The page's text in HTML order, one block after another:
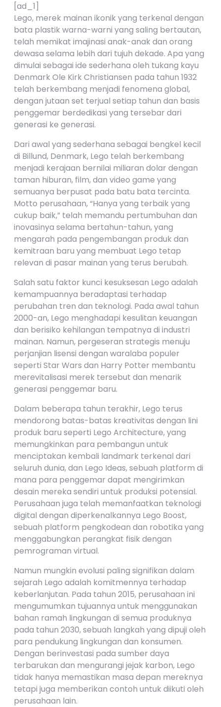
[ad_1]
Lego, merek mainan ikonik yang terkenal dengan
bata plastik warna-warni yang saling bertautan,
telah memikat imajinasi anak-anak dan orang
dewasa selama lebih dari tujuh dekade. Apa yang
dimulai sebagai ide sederhana oleh tukang kayu
Denmark Ole Kirk Christiansen pada tahun 1932
telah berkembang menjadi fenomena global,
dengan jutaan set terjual setiap tahun dan basis
penggemar berdedikasi yang tersebar dari
generasi ke generasi.
Dari awal yang sederhana sebagai bengkel kecil
di Billund, Denmark, Lego telah berkembang
menjadi kerajaan bernilai miliaran dolar dengan
taman hiburan, film, dan video game yang
semuanya berpusat pada batu bata tercinta.
Motto perusahaan, “Hanya yang terbaik yang
cukup baik,” telah memandu pertumbuhan dan
inovasinya selama bertahun-tahun, yang
mengarah pada pengembangan produk dan
kemitraan baru yang membuat Lego tetap
relevan di pasar mainan yang terus berubah.
Salah satu faktor kunci kesuksesan Lego adalah
kemampuannya beradaptasi terhadap
perubahan tren dan teknologi. Pada awal tahun
2000-an, Lego menghadapi kesulitan keuangan
dan berisiko kehilangan tempatnya di industri
mainan. Namun, pergeseran strategis menuju
perjanjian lisensi dengan waralaba populer
seperti Star Wars dan Harry Potter membantu
merevitalisasi merek tersebut dan menarik
generasi penggemar baru.
Dalam beberapa tahun terakhir, Lego terus
mendorong batas-batas kreativitas dengan lini
produk baru seperti Lego Architecture, yang
memungkinkan para pembangun untuk
menciptakan kembali landmark terkenal dari
seluruh dunia, dan Lego Ideas, sebuah platform di
mana para penggemar dapat mengirimkan
desain mereka sendiri untuk produksi potensial.
Perusahaan juga telah memanfaatkan teknologi
digital dengan diperkenalkannya Lego Boost,
sebuah platform pengkodean dan robotika yang
menggabungkan perangkat fisik dengan
pemrograman virtual.
Namun mungkin evolusi paling signifikan dalam
sejarah Lego adalah komitmennya terhadap
keberlanjutan. Pada tahun 2015, perusahaan ini
mengumumkan tujuannya untuk menggunakan
bahan ramah lingkungan di semua produknya
pada tahun 2030, sebuah langkah yang dipuji oleh
para pendukung lingkungan dan konsumen.
Dengan berinvestasi pada sumber daya
terbarukan dan mengurangi jejak karbon, Lego
tidak hanya memastikan masa depan mereknya
tetapi juga memberikan contoh untuk diikuti oleh
perusahaan lain.